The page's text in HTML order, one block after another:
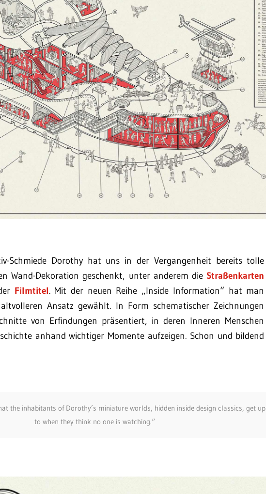
Schmiede Dorothy hat uns in der Vergangenheit bereits tolle
Wand-Dekoration geschenkt, unter anderem dieStraßenkarten
Filmtitel. Mit der neuen Reihe „Inside Information“ hat man
Ansatz gewählt. In Form schematischer Zeichnungen
von Erfindungen präsentiert, in deren Inneren Menschen
anhand wichtiger Momente aufzeigen. Schon und bildend
the inhabitants of Dorothy’s miniature worlds, hidden inside design classics, get up
to when they think no one is watching.“